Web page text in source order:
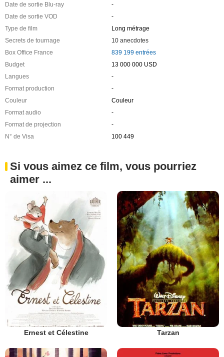
Date de sortie Blu-ray
-
Date de sortie VOD
-
Type de film
Long métrage
Secrets de tournage
10 anecdotes
Box Office France
839 199 entrées
Budget
13 000 000 USD
Langues
-
Format production
-
Couleur
Couleur
Format audio
-
Format de projection
-
N° de Visa
100 449
Si vous aimez ce film, vous pourriez
aimer ...
Ernest et Célestine Tarzan